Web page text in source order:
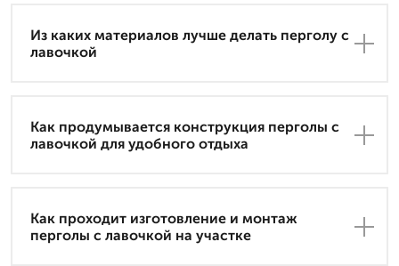
Из каких материалов лучше делать перголу с
лавочкой
Как продумывается конструкция перголы с
лавочкой для удобного отдыха
Как проходит изготовление и монтаж
перголы с лавочкой на участке